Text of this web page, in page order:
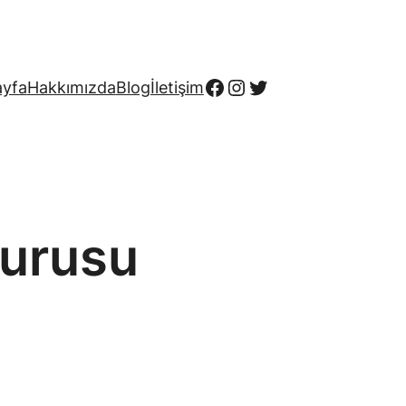
HakkımızdaBlogİletişimFacebook
Instagram
Twitter